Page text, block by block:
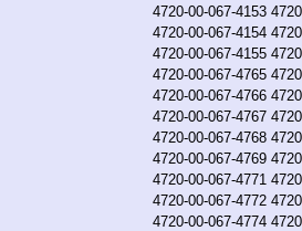
4720-00-067-4153
4720-00-067-4154
4720-00-067-4155
4720-00-067-4765
4720-00-067-4766
4720-00-067-4767
4720-00-067-4768
4720-00-067-4769
4720-00-067-4771
4720-00-067-4772
4720-00-067-4774